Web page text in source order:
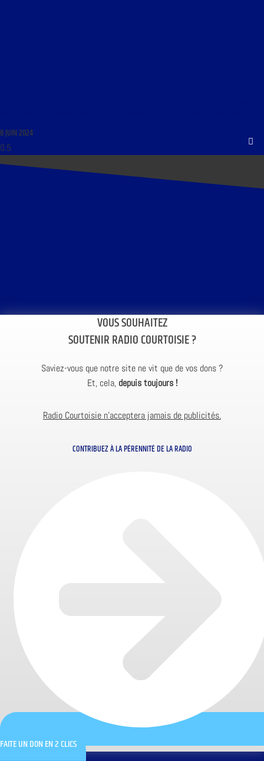
8 JUIN 2024
VOUS SOUHAITEZ
SOUTENIR RADIO COURTOISIE ?
Saviez-vous que notre site ne vit que de vos dons ?
Et, cela, depuis toujours !
Radio Courtoisie n’acceptera jamais de publicités.
CONTRIBUEZ À LA PÉRENNITÉ DE LA RADIO
FAITE UN DON EN 2 CLICS